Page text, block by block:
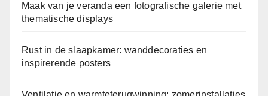
Maak van je veranda een fotografische galerie met
thematische displays
Rust in de slaapkamer: wanddecoraties en
inspirerende posters